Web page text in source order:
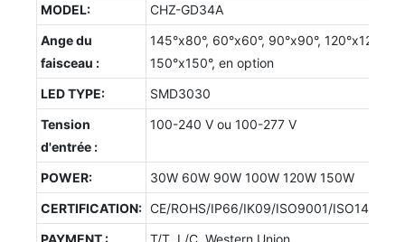
MODEL:
CHZ-GD34A
Ange du
faisceau :
145°x80°, 60°x60°, 90°x90°, 120°x120°,
150°x150°, en option
LED TYPE:
SMD3030
Tension
d'entrée :
100-240 V ou 100-277 V
POWER:
30W 60W 90W 100W 120W 150W
CERTIFICATION: CE/ROHS/IP66/IK09/ISO9001/ISO14001/
PAYMENT :
T/T, L/C, Western Union